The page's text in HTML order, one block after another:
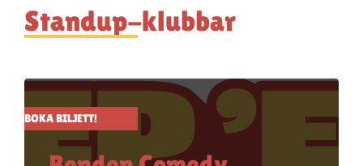
Standup-klubbar
BOKA BILJETT!